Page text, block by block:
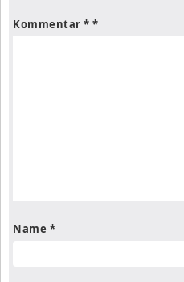
Kommentar *
Name *